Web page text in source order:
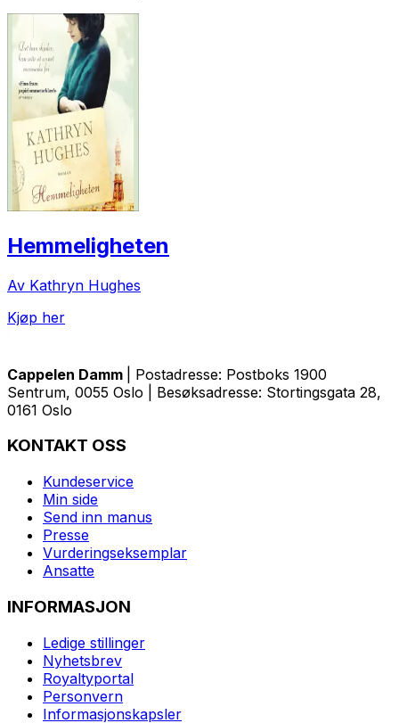
Hemmeligheten
Av Kathryn Hughes
Kjøp her
Cappelen Damm
| Postadresse: Postboks 1900
Sentrum, 0055 Oslo | Besøksadresse: Stortingsgata 28,
0161 Oslo
KONTAKT OSS
Kundeservice
Min side
Send inn manus
Presse
Vurderingseksemplar
Ansatte
INFORMASJON
Ledige stillinger
Nyhetsbrev
Royaltyportal
Personvern
Informasjonskapsler